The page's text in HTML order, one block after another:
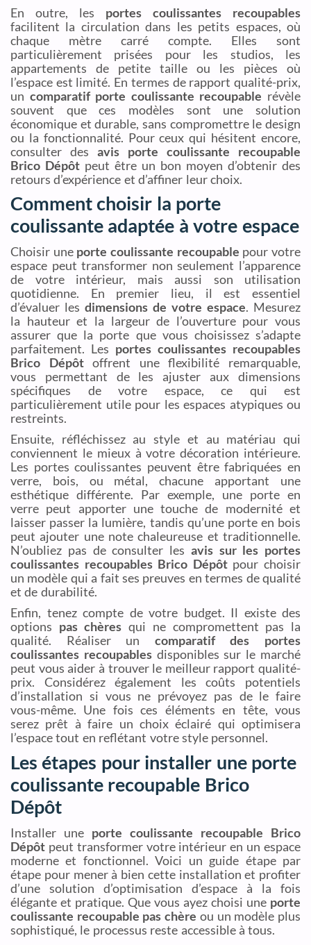
En outre, les portes coulissantes recoupables
facilitent la circulation dans les petits espaces, où
chaque mètre carré compte. Elles sont
particulièrement prisées pour les studios, les
appartements de petite taille ou les pièces où
l’espace est limité. En termes de rapport qualité-prix,
un comparatif porte coulissante recoupable révèle
souvent que ces modèles sont une solution
économique et durable, sans compromettre le design
ou la fonctionnalité. Pour ceux qui hésitent encore,
consulter des avis porte coulissante recoupable
Brico Dépôt peut être un bon moyen d’obtenir des
retours d’expérience et d’affiner leur choix.
Comment choisir la porte
coulissante adaptée à votre espace
Choisir une porte coulissante recoupable pour votre
espace peut transformer non seulement l’apparence
de votre intérieur, mais aussi son utilisation
quotidienne. En premier lieu, il est essentiel
d’évaluer les dimensions de votre espace. Mesurez
la hauteur et la largeur de l’ouverture pour vous
assurer que la porte que vous choisissez s’adapte
parfaitement. Les portes coulissantes recoupables
Brico Dépôtoffrent une flexibilité remarquable,
vous permettant de les ajuster aux dimensions
spécifiques de votre espace, ce qui est
particulièrement utile pour les espaces atypiques ou
restreints.
Ensuite, réfléchissez au style et au matériau qui
conviennent le mieux à votre décoration intérieure.
Les portes coulissantes peuvent être fabriquées en
verre, bois, ou métal, chacune apportant une
esthétique différente. Par exemple, une porte en
verre peut apporter une touche de modernité et
laisser passer la lumière, tandis qu’une porte en bois
peut ajouter une note chaleureuse et traditionnelle.
N’oubliez pas de consulter les avis sur les portes
coulissantes recoupables Brico Dépôtpour choisir
un modèle qui a fait ses preuves en termes de qualité
et de durabilité.
Enfin, tenez compte de votre budget. Il existe des
options pas chères qui ne compromettent pas la
qualité. Réaliser un comparatif des portes
coulissantes recoupablesdisponibles sur le marché
peut vous aider à trouver le meilleur rapport qualité-
prix. Considérez également les coûts potentiels
d’installation si vous ne prévoyez pas de le faire
vous-même. Une fois ces éléments en tête, vous
serez prêt à faire un choix éclairé qui optimisera
l’espace tout en reflétant votre style personnel.
Les étapes pour installer une porte
coulissante recoupable Brico
Dépôt
Installer une porte coulissante recoupable Brico
Dépôt peut transformer votre intérieur en un espace
moderne et fonctionnel. Voici un guide étape par
étape pour mener à bien cette installation et profiter
d’une solution d’optimisation d’espace à la fois
élégante et pratique. Que vous ayez choisi une porte
coulissante recoupable pas chère ou un modèle plus
sophistiqué, le processus reste accessible à tous.